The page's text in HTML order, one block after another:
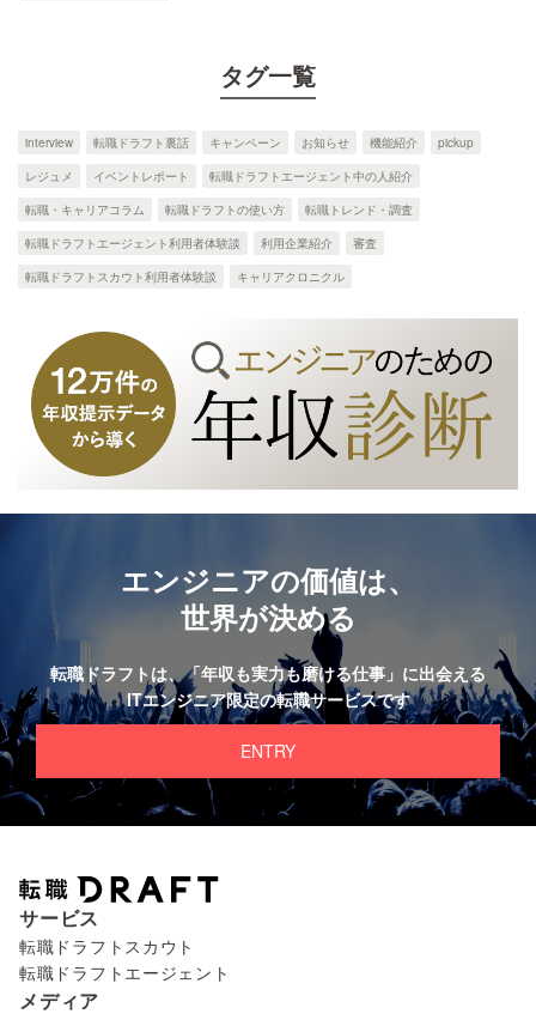
タグ一覧
interview 転職ドラフト裏話 キャンペーン お知らせ 機能紹介
pickup
レジュメ
イベントレポート
転職ドラフトエージェント中の人紹介
転職・キャリアコラム
転職ドラフトの使い方
転職トレンド・調査
転職ドラフトエージェント利用者体験談
利用企業紹介
審査
転職ドラフトスカウト利用者体験談
キャリアクロニクル
エンジニアの価値は、
世界が決める
転職ドラフトは、「年収も実力も磨ける仕事」に出会える
ITエンジニア限定の転職サービスです
ENTRY
サービス
転職ドラフトスカウト
転職ドラフトエージェント
メディア